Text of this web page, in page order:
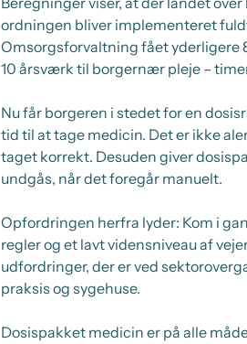
ordningen bliver implementeret
Omsorgsforvaltning fået yderligere
10 årsværk til borgernær pleje –
Nu får borgeren i stedet for en
tid til at tage medicin. Det er ikke
taget korrekt. Desuden giver
undgås, når det foregår manuelt.
Opfordringen herfra lyder: Kom i
regler og et lavt vidensniveau af
udfordringer, der er ved
praksis og sygehuse.
Dosispakket medicin er på alle